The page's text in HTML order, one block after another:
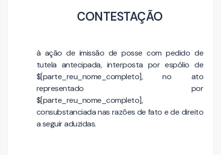
CONTESTAÇÃO
à ação de imissão de posse com pedido de
tutela antecipada, interposta por espólio de
$[parte_reu_nome_completo], no ato
representado por
$[parte_reu_nome_completo],
consubstanciada nas razões de fato e de direito
a seguir aduzidas.